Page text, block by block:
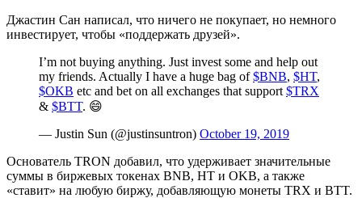
Джастин Сан написал, что ничего не покупает, но немного
инвестирует, чтобы «поддержать друзей».
I’m not buying anything. Just invest some and help out
my friends. Actually I have a huge bag of$BNB, $HT,
$OKB etc and bet on all exchanges that support $TRX
& $BTT. 😄
— Justin Sun (@justinsuntron) October 19, 2019
Основатель TRON добавил, что удерживает значительные
суммы в биржевых токенах BNB, HT и OKB, а также
«ставит» на любую биржу, добавляющую монеты TRX и BTT.